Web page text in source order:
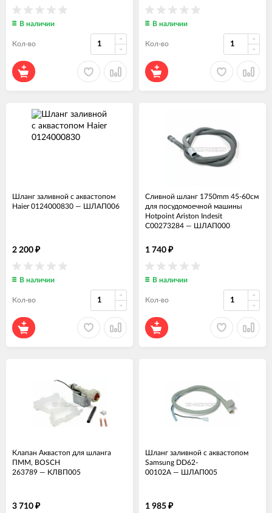
В наличии
Кол-во
В наличии
Кол-во
Шланг заливной с аквастопом
Haier 0124000830 — ШЛАП006
2 200 ₽
В наличии
Кол-во
Сливной шланг 1750mm 45-60см
для посудомоечной машины
Hotpoint Ariston Indesit
C00273284 — ШЛАП000
1 740 ₽
В наличии
Кол-во
Клапан Аквастоп для шланга
ПММ, BOSCH
263789 — КЛВП005
3 710 ₽
Шланг заливной с аквастопом
Samsung DD62-
00102A — ШЛАП005
1 985 ₽